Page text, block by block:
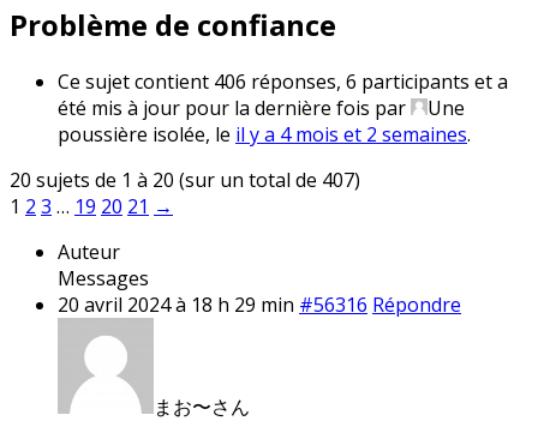
Problème de confiance
Ce sujet contient 406 réponses, 6 participants et a
été mis à jour pour la dernière fois par
Une
poussière isolée, le il y a 4 mois et 2 semaines.
20 sujets de 1 à 20 (sur un total de 407)
1 2 3 … 19 20 21 →
Auteur
Messages
20 avril 2024 à 18 h 29 min #56316 Répondre
まお〜さん